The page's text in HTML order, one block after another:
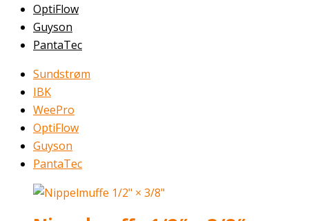
OptiFlow
Guyson
PantaTec
Sundstrøm
IBK
WeePro
OptiFlow
Guyson
PantaTec